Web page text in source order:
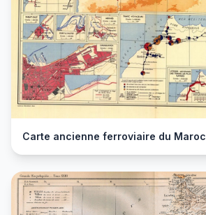
Carte ancienne ferroviaire du Maroc